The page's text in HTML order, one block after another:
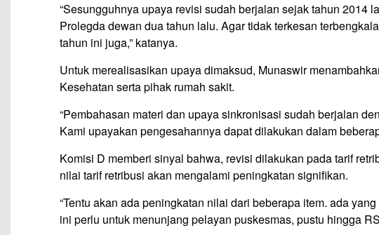
“Sesungguhnya upaya revisi sudah berjalan sejak tahun 2014
Prolegda dewan dua tahun lalu. Agar tidak terkesan
tahun ini juga,” katanya.
Untuk merealisasikan upaya dimak­sud, Munaswir
Kesehatan serta pihak rumah sakit.
“Pembahasan materi dan upaya sinkronisasi sudah berjalan
Kami upayakan penge­sahannya dapat dilakukan dalam
Komisi D memberi sinyal bahwa, revisi dilakukan pada tarif
nilai tarif retribusi akan mengalami peningkatan signifikan.
“Tentu akan ada peningkatan nilai dari beberapa item. ada
ini perlu untuk menunjang pelayan puskesmas, pustu hingga